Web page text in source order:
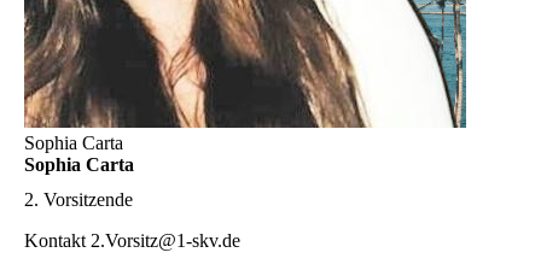
Sophia Carta
Sophia Carta
2. Vorsitzende
Kontakt 2.Vorsitz@1-skv.de